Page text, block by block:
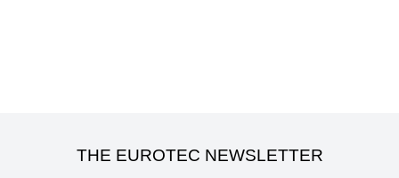
THE EUROTEC NEWSLETTER